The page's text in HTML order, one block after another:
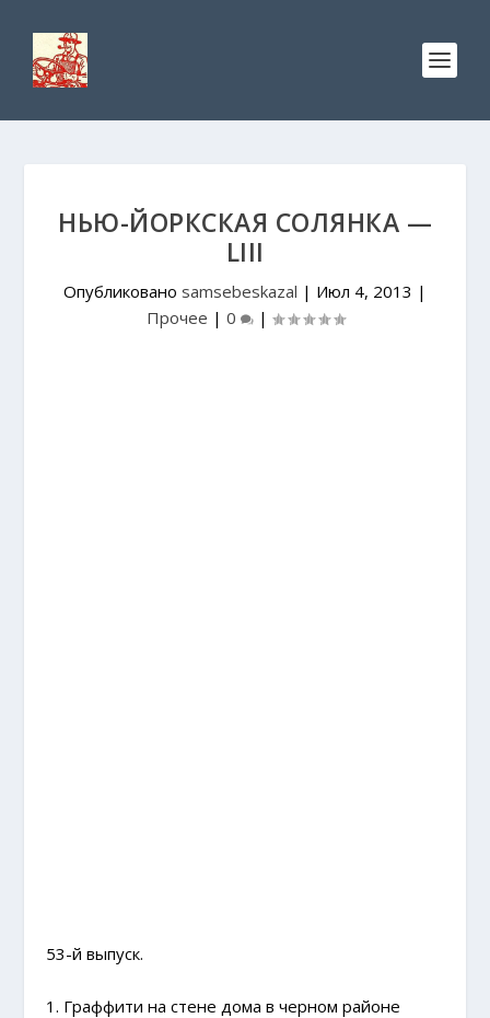
НЬЮ-ЙОРКСКАЯ СОЛЯНКА —
LIII
Опубликовано samsebeskazal | Июл 4, 2013 |
Прочее | 0 |
53-й выпуск.
1. Граффити на стене дома в черном районе